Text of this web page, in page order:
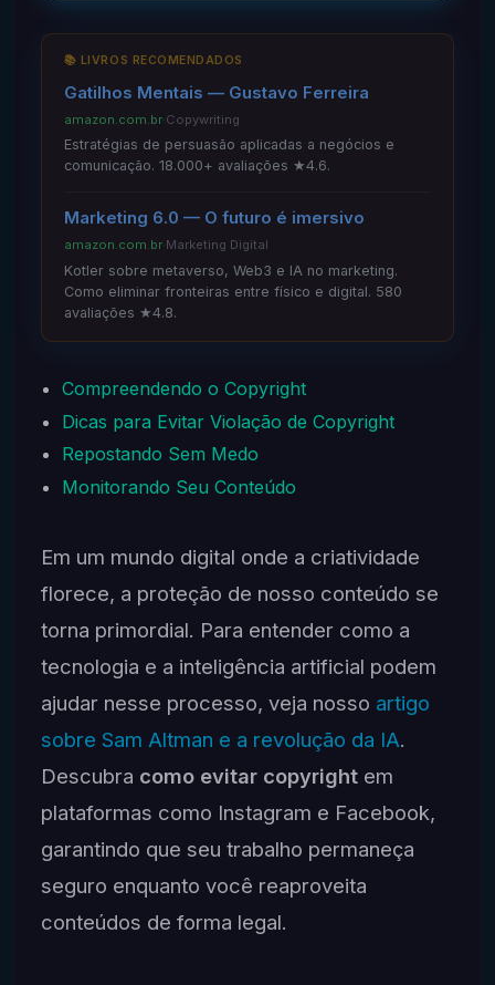
📚 LIVROS RECOMENDADOS
Gatilhos Mentais — Gustavo Ferreira
amazon.com.br·Copywriting
Estratégias de persuasão aplicadas a negócios e
comunicação. 18.000+ avaliações ★4.6.
Marketing 6.0 — O futuro é imersivo
amazon.com.br·Marketing Digital
Kotler sobre metaverso, Web3 e IA no marketing.
Como eliminar fronteiras entre físico e digital. 580
avaliações ★4.8.
Compreendendo o Copyright
Dicas para Evitar Violação de Copyright
Repostando Sem Medo
Monitorando Seu Conteúdo
Em um mundo digital onde a criatividade
florece, a proteção de nosso conteúdo se
torna primordial. Para entender como a
tecnologia e a inteligência artificial podem
ajudar nesse processo, veja nosso artigo
sobre Sam Altman e a revolução da IA.
Descubra como evitar copyrightem
plataformas como Instagram e Facebook,
garantindo que seu trabalho permaneça
seguro enquanto você reaproveita
conteúdos de forma legal.